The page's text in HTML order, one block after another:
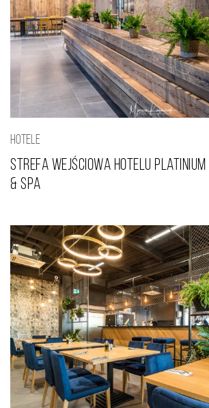
HOTELE
Strefa wejściowa hotelu Platinium
& SPA